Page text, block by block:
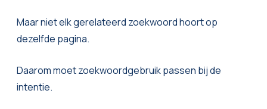
Maar niet elk gerelateerd zoekwoord hoort op
dezelfde pagina.
Daarom moet zoekwoordgebruik passen bij de
intentie.